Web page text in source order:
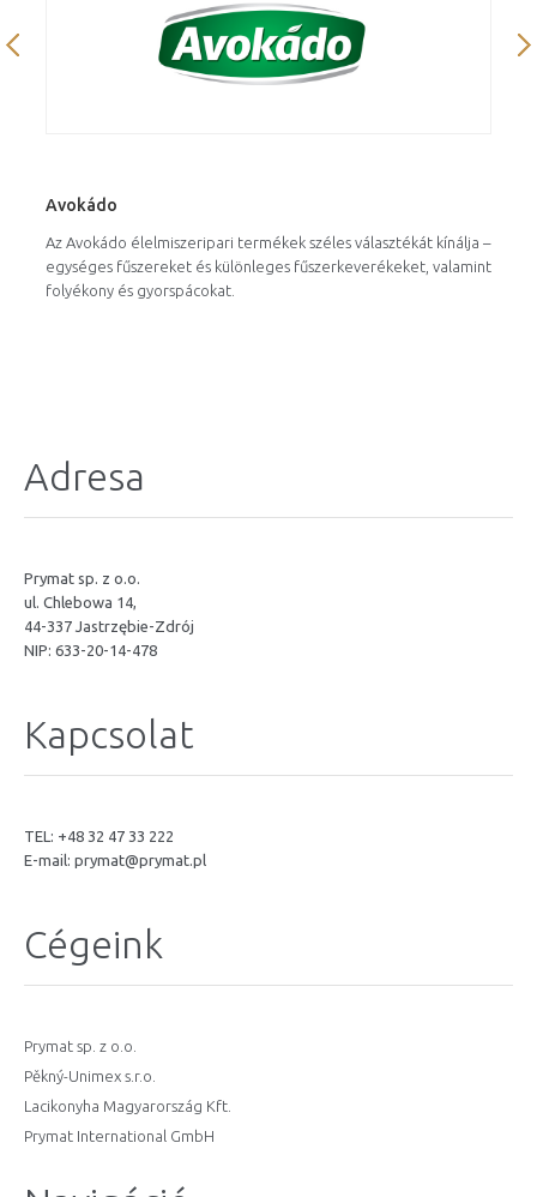
Avokádo
Az Avokádo élelmiszeripari termékek széles választékát kínálja –
egységes fűszereket és különleges fűszerkeverékeket, valamint
folyékony és gyorspácokat.
Adresa
Prymat sp. z o.o.
ul. Chlebowa 14,
44-337 Jastrzębie-Zdrój
NIP: 633-20-14-478
Kapcsolat
TEL: +48 32 47 33 222
E-mail: prymat@prymat.pl
Cégeink
Prymat sp. z o.o.
Pěkný-Unimex s.r.o.
Lacikonyha Magyarország Kft.
Prymat International GmbH